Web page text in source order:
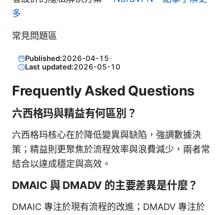
多
常見問題區
Published:2026-04-15·
Last updated:2026-05-10
Frequently Asked Questions
六西格玛與精益有何區別？
六西格玛核心在於降低變異與缺陷，強調數據決
策；精益則更聚焦於流程效率與浪費減少，兩者常
結合以達成穩定與高效。
DMAIC 與 DMADV 的主要差異是什麼？
DMAIC 專注於現有流程的改進；DMADV 專注於